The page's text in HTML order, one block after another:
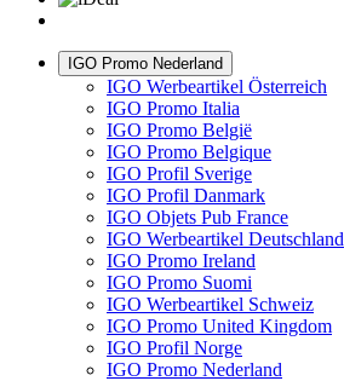
IGO Promo Nederland
IGO Werbeartikel Österreich
IGO Promo Italia
IGO Promo België
IGO Promo Belgique
IGO Profil Sverige
IGO Profil Danmark
IGO Objets Pub France
IGO Werbeartikel Deutschland
IGO Promo Ireland
IGO Promo Suomi
IGO Werbeartikel Schweiz
IGO Promo United Kingdom
IGO Profil Norge
IGO Promo Nederland